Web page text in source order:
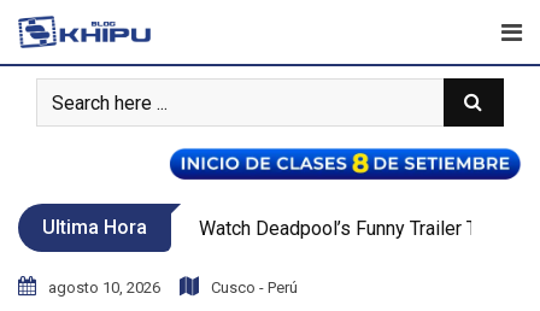
Ultima Hora Watch Deadpool’s Funny Trailer That
agosto 10, 2026 Cusco - Perú